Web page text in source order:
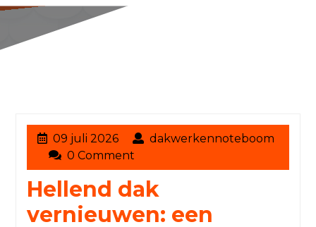
09 juli 202609
juli
2026
dakwerkennoteboom
dakwerkennoteboom
0 Comment
Hellend dak
vernieuwen: een